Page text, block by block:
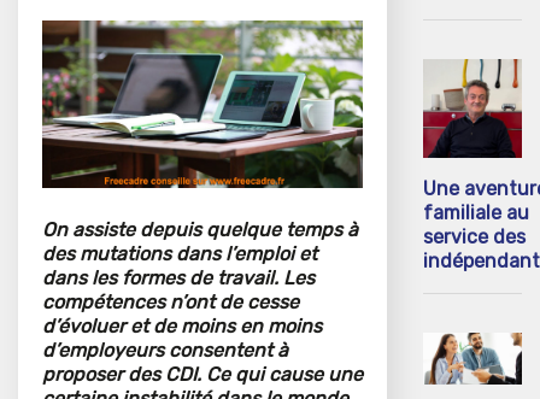
On assiste depuis quelque temps à
des mutations dans l’emploi et
dans les formes de travail. Les
compétences n’ont de cesse
d’évoluer et de moins en moins
d’employeurs consentent à
proposer des CDI. Ce qui cause une
Une
familiale au
service des